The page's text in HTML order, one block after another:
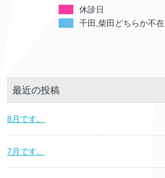
休診日
千田,柴田どちらか不在
最近の投稿
8月です。
7月です。